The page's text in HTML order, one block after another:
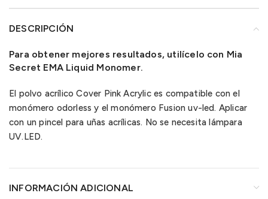
DESCRIPCIÓN
Para obtener mejores resultados, utilícelo con Mia
Secret EMA Liquid Monomer.
El polvo acrílico Cover Pink Acrylic es compatible con el
monómero odorless y el monómero Fusion uv-led. Aplicar
con un pincel para uñas acrílicas. No se necesita lámpara
UV.LED.
INFORMACIÓN ADICIONAL